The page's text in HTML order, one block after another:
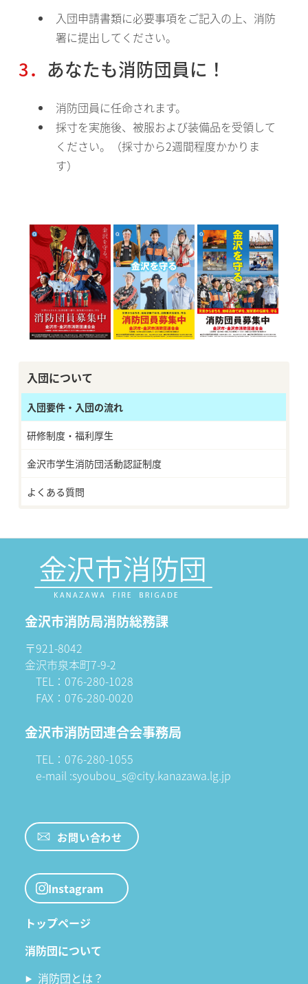
入団申請書類に必要事項をご記入の上、消防
署に提出してください。
3．あなたも消防団員に！
消防団員に任命されます。
採寸を実施後、被服および装備品を受領して
ください。（採寸から2週間程度かかりま
す）
入団について
入団要件・入団の流れ
研修制度・福利厚生
金沢市学生消防団活動認証制度
よくある質問
金沢市消防局消防総務課
〒921-8042
金沢市泉本町7-9-2
TEL：076-280-1028
FAX：076-280-0020
金沢市消防団連合会事務局
TEL：076-280-1055
e-mail :syoubou_s@city.kanazawa.lg.jp
お問い合わせ
Instagram
トップページ
消防団について
消防団とは？